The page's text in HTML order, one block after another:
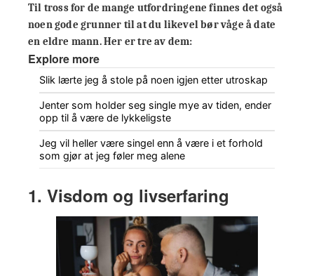
Til tross for de mange utfordringene finnes det også
noen gode grunner til at du likevel bør våge å date
en eldre mann. Her er tre av dem:
Explore more
Slik lærte jeg å stole på noen igjen etter utroskap
Jenter som holder seg single mye av tiden, ender
opp til å være de lykkeligste
Jeg vil heller være singel enn å være i et forhold
som gjør at jeg føler meg alene
1. Visdom og livserfaring